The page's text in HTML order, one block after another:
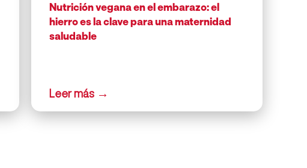
Nutrición vegana en el embarazo: el
hierro es la clave para una maternidad
saludable